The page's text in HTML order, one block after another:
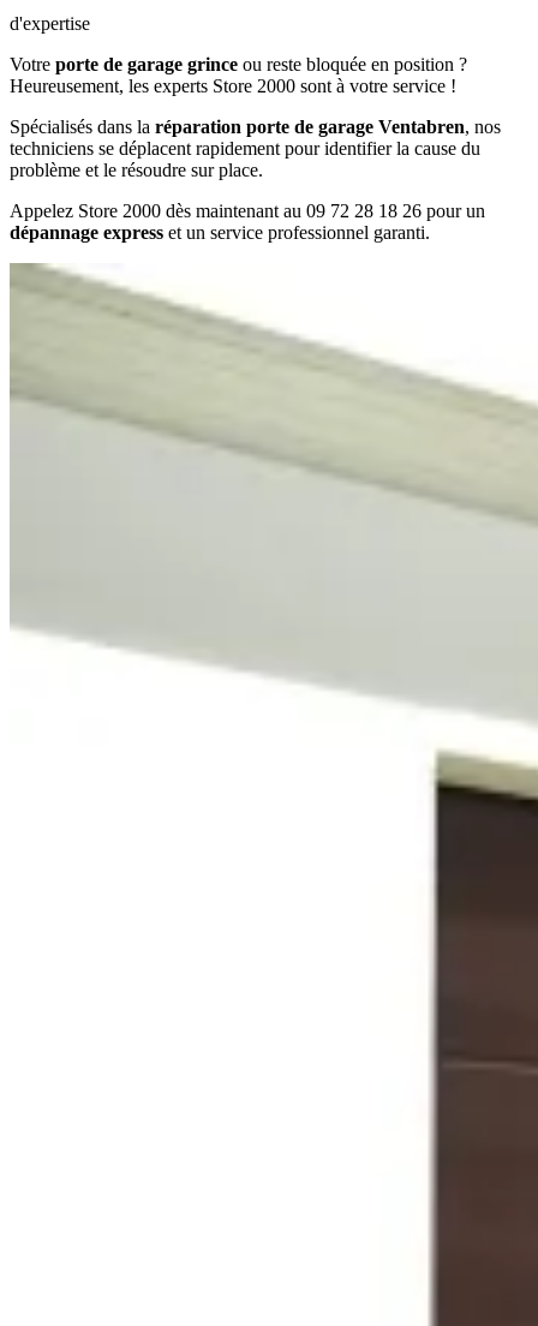
d'expertise
Votre porte de garage grince ou reste bloquée en position ?
Heureusement, les experts Store 2000 sont à votre service !
Spécialisés dans la réparation porte de garage Ventabren, nos
techniciens se déplacent rapidement pour identifier la cause du
problème et le résoudre sur place.
Appelez Store 2000 dès maintenant au 09 72 28 18 26 pour un
dépannage express et un service professionnel garanti.